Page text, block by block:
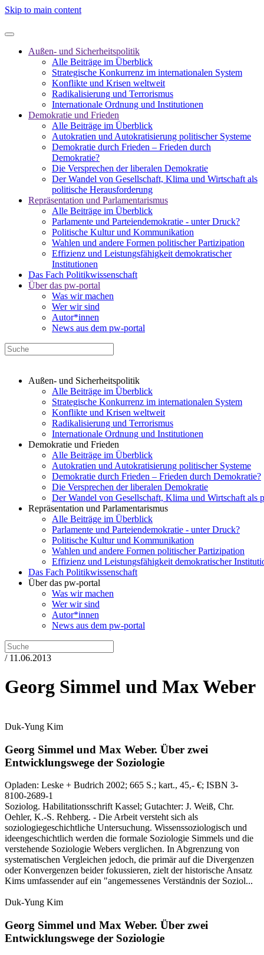
Skip to main content
Außen- und Sicherheitspolitik
Alle Beiträge im Überblick
Strategische Konkurrenz im internationalen System
Konflikte und Krisen weltweit
Radikalisierung und Terrorismus
Internationale Ordnung und Institutionen
Demokratie und Frieden
Alle Beiträge im Überblick
Autokratien und Autokratisierung politischer Systeme
Demokratie durch Frieden – Frieden durch
Demokratie?
Die Versprechen der liberalen Demokratie
Der Wandel von Gesellschaft, Klima und Wirtschaft als
politische Herausforderung
Repräsentation und Parlamentarismus
Alle Beiträge im Überblick
Parlamente und Parteiendemokratie - unter Druck?
Politische Kultur und Kommunikation
Wahlen und andere Formen politischer Partizipation
Effizienz und Leistungsfähigkeit demokratischer
Institutionen
Das Fach Politikwissenschaft
Über das pw-portal
Was wir machen
Wer wir sind
Autor*innen
News aus dem pw-portal
Außen- und Sicherheitspolitik
Alle Beiträge im Überblick
Strategische Konkurrenz im internationalen System
Konflikte und Krisen weltweit
Radikalisierung und Terrorismus
Internationale Ordnung und Institutionen
Demokratie und Frieden
Alle Beiträge im Überblick
Autokratien und Autokratisierung politischer Systeme
Demokratie durch Frieden – Frieden durch Demokratie?
Die Versprechen der liberalen Demokratie
Der Wandel von Gesellschaft, Klima und Wirtschaft als
Repräsentation und Parlamentarismus
Alle Beiträge im Überblick
Parlamente und Parteiendemokratie - unter Druck?
Politische Kultur und Kommunikation
Wahlen und andere Formen politischer Partizipation
Effizienz und Leistungsfähigkeit demokratischer
Das Fach Politikwissenschaft
Über das pw-portal
Was wir machen
Wer wir sind
Autor*innen
News aus dem pw-portal
/ 11.06.2013
Georg Simmel und Max Weber
Duk-Yung Kim
Georg Simmel und Max Weber. Über zwei
Entwicklungswege der Soziologie
Opladen: Leske + Budrich 2002; 665 S.; kart., 45,- €; ISBN 3-
8100-2689-1
Soziolog. Habilitationsschrift Kassel; Gutachter: J. Weiß, Chr.
Oehler, K.-S. Rehberg. - Die Arbeit versteht sich als
soziologiegeschichtliche Untersuchung. Wissenssoziologisch und
ideengeschichtlich werden die formale Soziologie Simmels und die
verstehende Soziologie Webers verglichen. In Abgrenzung von
systematischen Vergleichen jedoch, die primär auf die Divergenzen
oder Konvergenzen beider fokussieren, zielt der historische Ansatz
Kims umfassender auf ein "angemessenes Verständnis der Soziol...
Duk-Yung Kim
Georg Simmel und Max Weber. Über zwei
Entwicklungswege der Soziologie